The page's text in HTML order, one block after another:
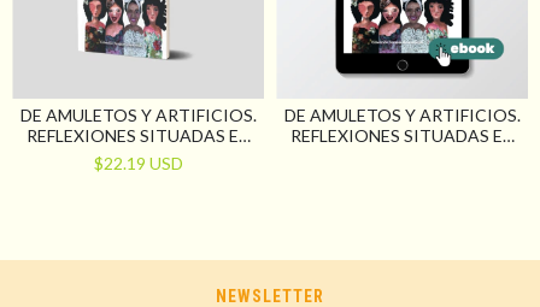
DE AMULETOS Y ARTIFICIOS.
REFLEXIONES SITUADAS EN
CLAVE FEMINISTA DESDE
TERAPIA OCUPACIONAL
$22.19 USD
DE AMULETOS Y ARTIFICIOS.
REFLEXIONES SITUADAS EN
NEWSLETTER